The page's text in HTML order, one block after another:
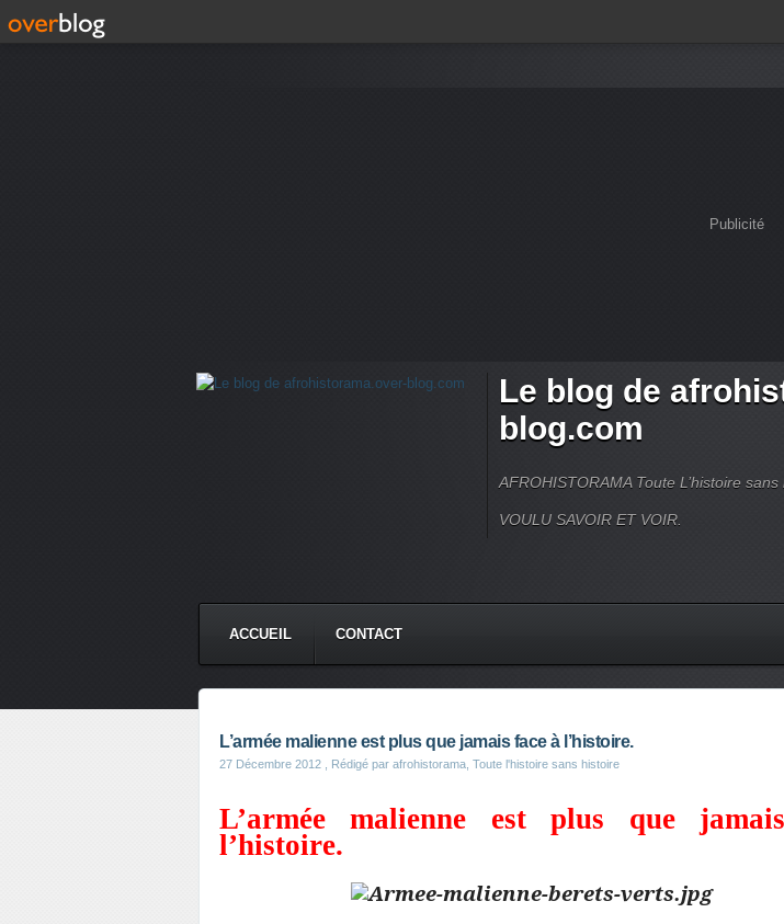
Publicité
Le blog de
blog.com
AFROHISTORAMA Toute L’histoire
VOULU SAVOIR ET VOIR.
ACCUEIL CONTACT
L’armée malienne est plus que jamais face à l’histoire.
27 Décembre 2012 , Rédigé par afrohistorama, Toute l'histoire sans histoire
L’armée malienne est plus que
l’histoire.